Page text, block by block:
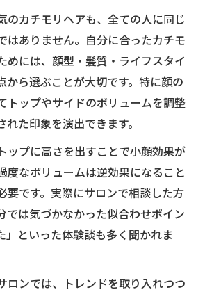
のカチモリヘアも、全ての人に同じ
はありません。自分に合ったカチモ
めには、顔型・髪質・ライフスタイ
から選ぶことが大切です。特に顔の
トップやサイドのボリュームを調整
た印象を演出できます。
ップに高さを出すことで小顔効果が
度なボリュームは逆効果になること
要です。実際にサロンで相談した方
では気づかなかった似合わせポイン
」といった体験談も多く聞かれま
ロンでは、トレンドを取り入れつつ